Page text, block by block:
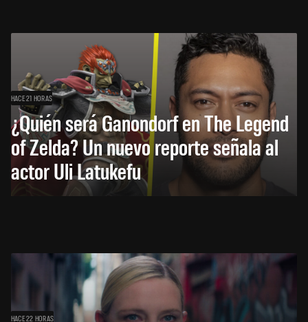
HACE 21 HORAS
¿Quién será Ganondorf en The Legend
of Zelda? Un nuevo reporte señala al
actor Uli Latukefu
HACE 22 HORAS